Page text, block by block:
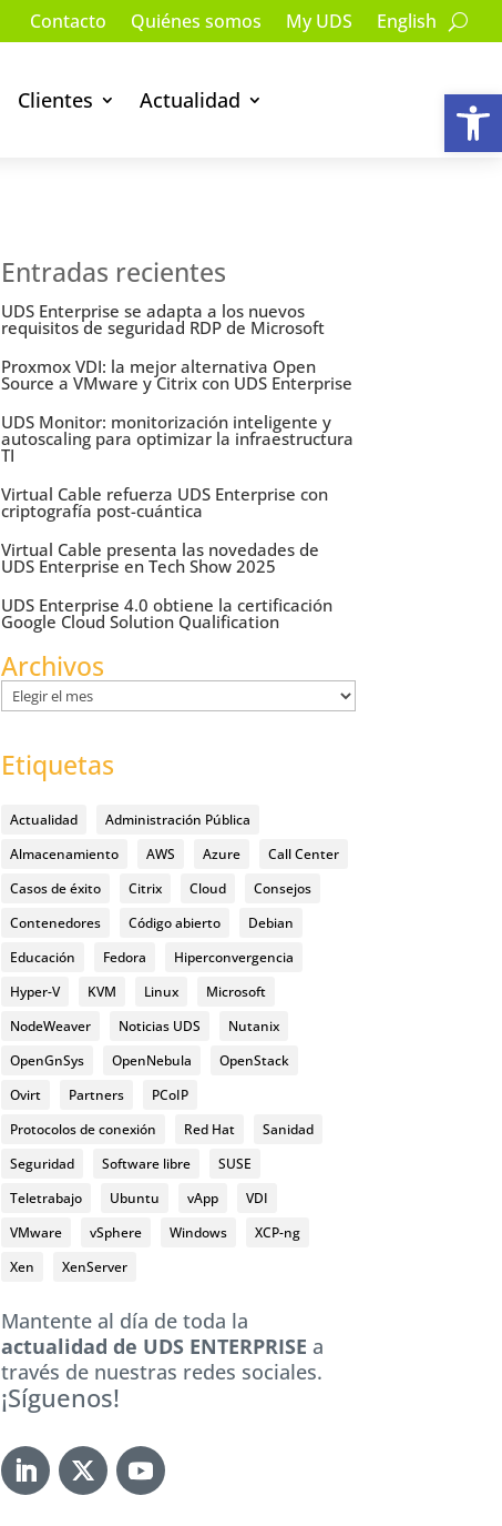
Contacto Quiénes somos My UDS English
Clientes Actualidad
Entradas recientes
UDS Enterprise se adapta a los nuevos
requisitos de seguridad RDP de Microsoft
Proxmox VDI: la mejor alternativa Open
Source a VMware y Citrix con UDS Enterprise
UDS Monitor: monitorización inteligente y
autoscaling para optimizar la infraestructura
TI
Virtual Cable refuerza UDS Enterprise con
criptografía post-cuántica
Virtual Cable presenta las novedades de
UDS Enterprise en Tech Show 2025
UDS Enterprise 4.0 obtiene la certificación
Google Cloud Solution Qualification
Archivos
Archivos
Etiquetas
Actualidad
Administración Pública
Almacenamiento
AWS Azure
Call Center
Casos de éxito
Citrix Cloud
Consejos
Contenedores
Código abierto
Debian
Educación
Fedora
Hiperconvergencia
Hyper-V
KVM Linux
Microsoft
NodeWeaver
Noticias UDS
Nutanix
OpenGnSys
OpenNebula
OpenStack
Ovirt
Partners
PCoIP
Protocolos de conexión
Red Hat
Sanidad
Seguridad
Software libre
SUSE
Teletrabajo
Ubuntu vApp
VDI
VMware
vSphere Windows
XCP-ng
Xen
XenServer
Mantente al día de toda la
actualidad de UDS ENTERPRISE a
través de nuestras redes sociales.
¡Síguenos!